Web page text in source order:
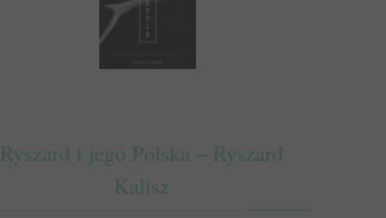
Ryszard i jego Polska – Ryszard
Kalisz